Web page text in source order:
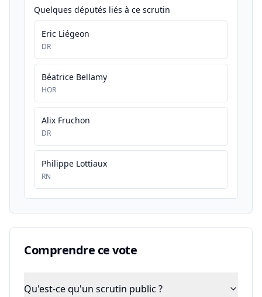
Quelques députés liés à ce scrutin
Eric Liégeon
DR
Béatrice Bellamy
HOR
Alix Fruchon
DR
Philippe Lottiaux
RN
Comprendre ce vote
Qu'est-ce qu'un scrutin public ?